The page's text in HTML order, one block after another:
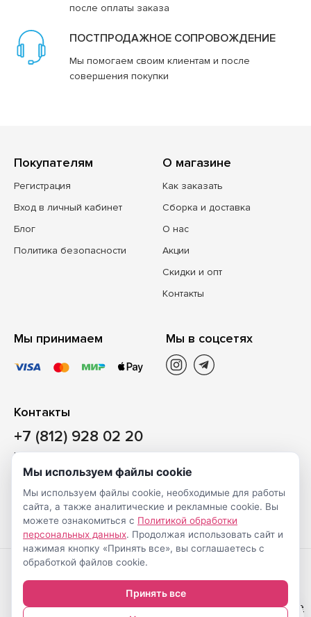
после оплаты заказа
ПОСТПРОДАЖНОЕ СОПРОВОЖДЕНИЕ
Мы помогаем своим клиентам и после
совершения покупки
Покупателям
Регистрация
Вход в личный кабинет
Блог
Политика безопасности
О магазине
Как заказать
Сборка и доставка
О нас
Акции
Скидки и опт
Контакты
Мы принимаем Мы в соцсетях
Контакты
+7 (812) 928 02 20
Наш магазин
Санкт-Петербург, ул. Ворошилова, д. 2, Литер «Р» (БЦ
«Сигнал»), 3 этаж, пом. 2
На карте
Создание
интернет-
© Shveimarkt.ru,
2017-2026
Настройка cookie
0
Мы используем файлы cookie
Мы используем файлы cookie, необходимые для работы
сайта, а также аналитические и рекламные cookie. Вы
можете ознакомиться с Политикой обработки
персональных данных. Продолжая использовать сайт и
нажимая кнопку «Принять все», вы соглашаетесь с
обработкой файлов cookie.
Принять все